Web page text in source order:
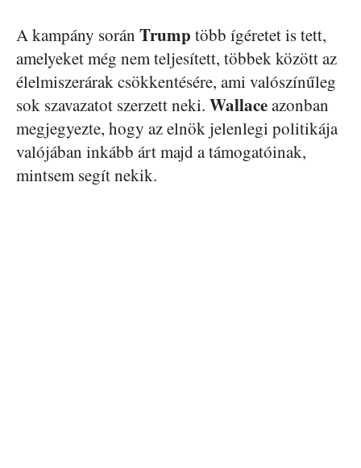
A kampány során Trump több ígéretet is tett,
amelyeket még nem teljesített, többek között az
élelmiszerárak csökkentésére, ami valószínűleg
sok szavazatot szerzett neki. Wallaceazonban
megjegyezte, hogy az elnök jelenlegi politikája
valójában inkább árt majd a támogatóinak,
mintsem segít nekik.